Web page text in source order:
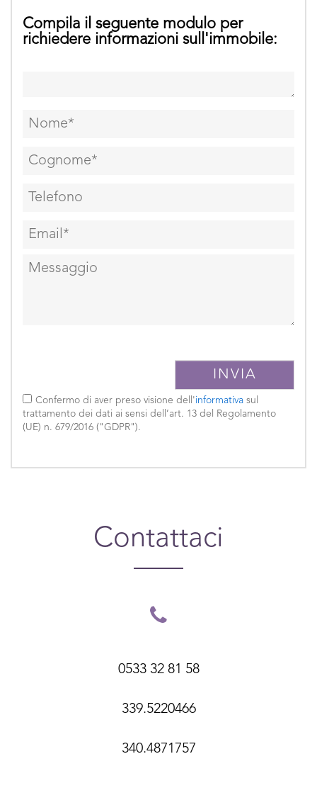
Compila il seguente modulo per
richiedere informazioni sull'immobile:
Confermo di aver preso visione dell'informativa sul
trattamento dei dati ai sensi dell’art. 13 del Regolamento
(UE) n. 679/2016 ("GDPR").
Contattaci
0533 32 81 58
339.5220466
340.4871757